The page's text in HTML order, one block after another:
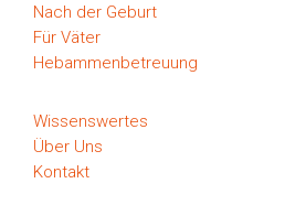
Nach der Geburt
Für Väter
Hebammenbetreuung
Wissenswertes
Über Uns
Kontakt